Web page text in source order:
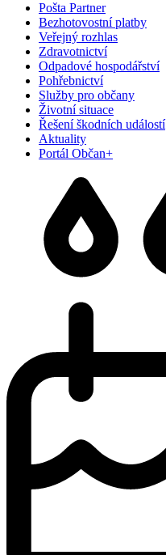
Pošta Partner
Bezhotovostní platby
Veřejný rozhlas
Zdravotnictví
Odpadové hospodářství
Pohřebnictví
Služby pro občany
Životní situace
Řešení škodních událostí
Aktuality
Portál Občan+